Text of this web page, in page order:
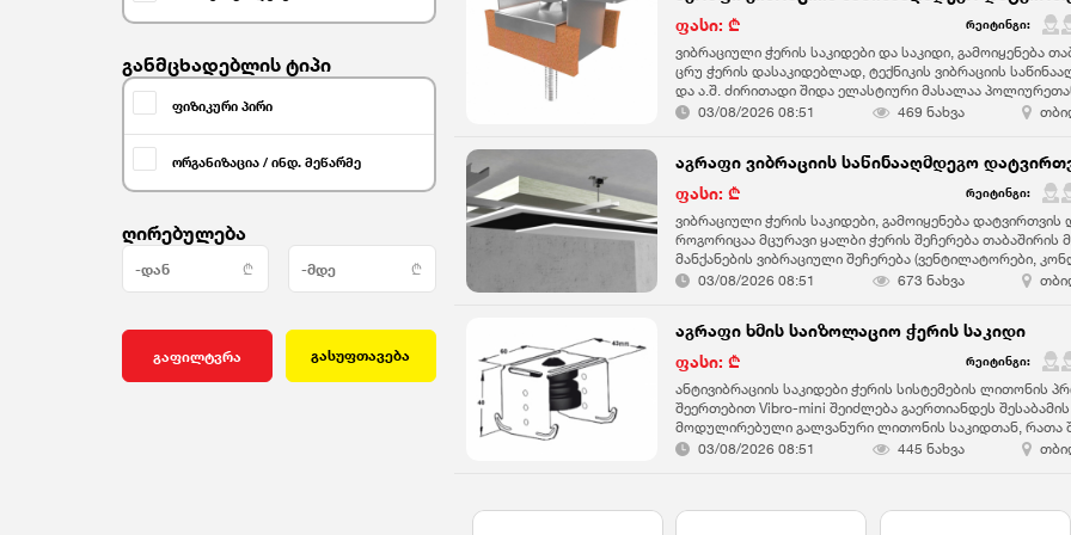
განმცხადებლის ტიპი
ფიზიკური პირი
ორგანიზაცია / ინდ. მეწარმე
ღირებულება
გასუფთავება
ფრანგული ჭერი ესთეტიკა, კომფორტი და გამძლეობაა
გპირდებათ, რომ თქვენი სახლი ან ოფისი გახდება
გსურდათ. დაგვირეკეთ დღესვე და დაგიმონტაჟებთ
ფასი: ₾
რეიტინგი:
ვიბრაციული ჭერის საკიდები და საკიდი, გამოიყენება
ცრუ ჭერის დასაკიდებლად, ტექნიკის ვიბრაციის
და ა.შ. ძირითადი შიდა ელასტიური მასალაა
დახურული უჯრედებით.
03/08/2026 08:51 469 ნახვა
ფასი: ₾
რეიტინგი:
ვიბრაციული ჭერის საკიდები, გამოიყენება
როგორიცაა მცურავი ყალბი ჭერის შეჩერება თაბაშირის
მანქანების ვიბრაციული შეჩერება (ვენტილატორები,
და ა.03/08/2026 08:51 673 ნახვა
აგრაფი ხმის საიზოლაციო ჭერის საკიდი
ფასი: ₾
რეიტინგი:
ანტივიბრაციის საკიდები ჭერის სისტემების ლითონის
შეერთებით Vibro-mini შეიძლება გაერთიანდეს
მოდულირებული გალვანური ლითონის საკიდთან, რათა
ხმის საიზოლაციო ჭერის საკიდი, რომელიც გთავაზობთ
03/08/2026 08:51 445 ნახვა